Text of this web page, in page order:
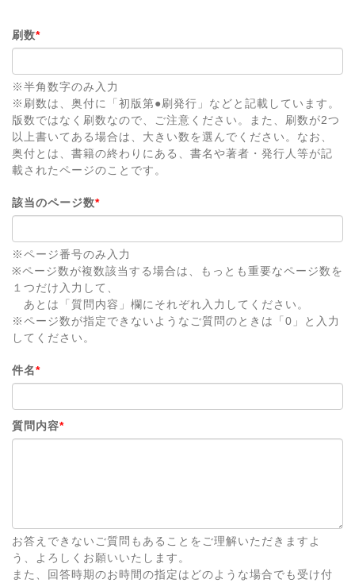
刷数*
※半角数字のみ入力
※刷数は、奥付に「初版第●刷発行」などと記載しています。
版数ではなく刷数なので、ご注意ください。また、刷数が2つ
以上書いてある場合は、大きい数を選んでください。なお、
奥付とは、書籍の終わりにある、書名や著者・発行人等が記
載されたページのことです。
該当のページ数*
※ページ番号のみ入力
※ページ数が複数該当する場合は、もっとも重要なページ数を
１つだけ入力して、
あとは「質問内容」欄にそれぞれ入力してください。
※ページ数が指定できないようなご質問のときは「0」と入力
してください。
件名*
質問内容*
お答えできないご質問もあることをご理解いただきますよ
う、よろしくお願いいたします。
また、回答時期のお時間の指定はどのような場合でも受け付